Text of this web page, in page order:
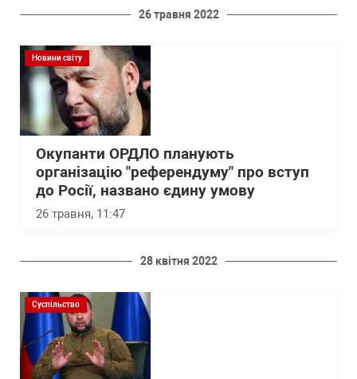
26 травня 2022
Новини світу
Окупанти ОРДЛО планують
організацію "референдуму" про вступ
до Росії, названо єдину умову
26 травня, 11:47
28 квітня 2022
Суспільство